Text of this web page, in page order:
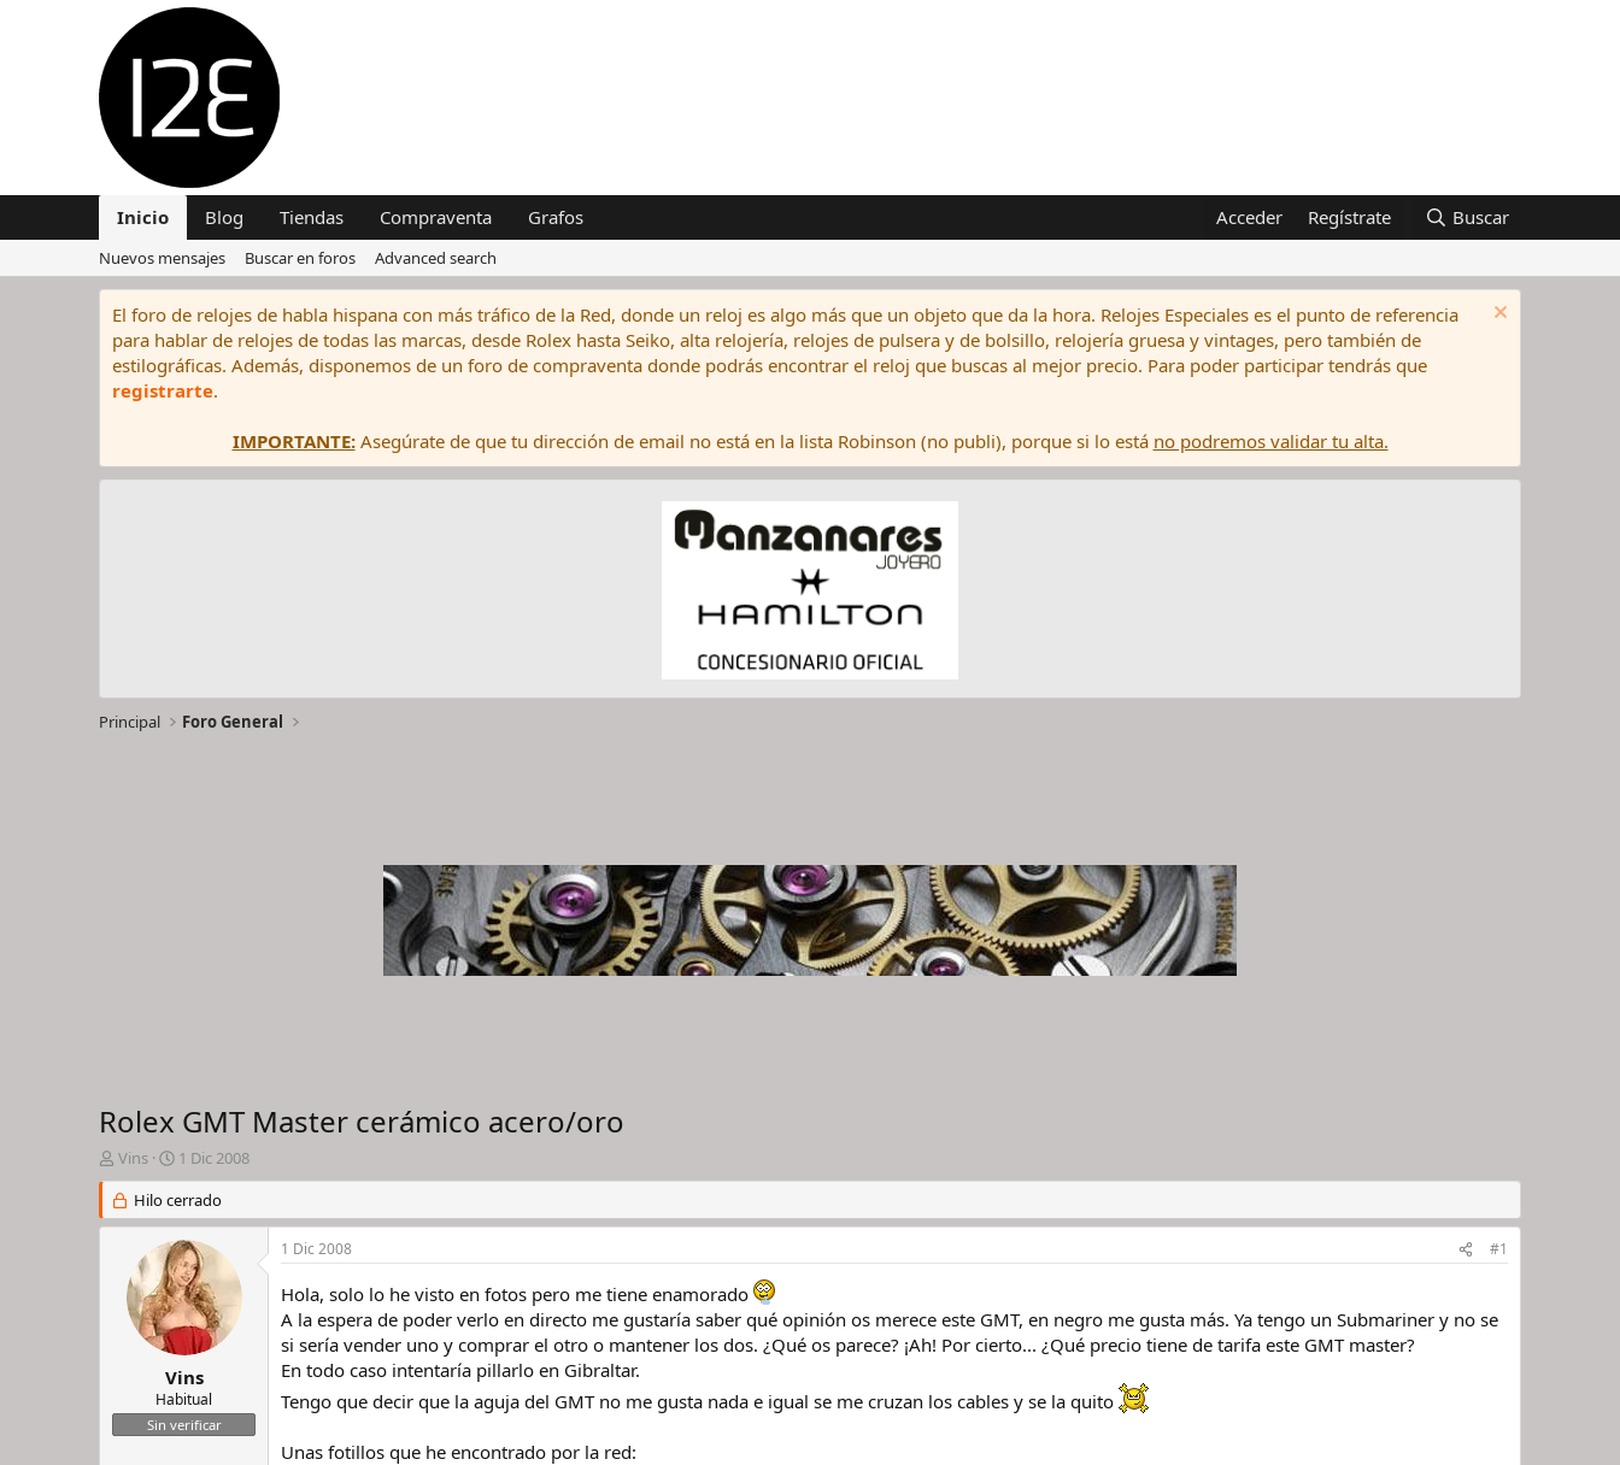
Inicio Blog Tiendas Compraventa Grafos Acceder Regístrate Buscar
Nuevos mensajes Buscar en foros Advanced search
El foro de relojes de habla hispana con más tráfico de la Red, donde un reloj es algo más que un objeto que da la hora. Relojes Especiales es el punto de referencia
para hablar de relojes de todas las marcas, desde Rolex hasta Seiko, alta relojería, relojes de pulsera y de bolsillo, relojería gruesa y vintages, pero también de
estilográficas. Además, disponemos de un foro de compraventa donde podrás encontrar el reloj que buscas al mejor precio. Para poder participar tendrás que
registrarte.
IMPORTANTE:Asegúrate de que tu dirección de email no está en la lista Robinson (no publi), porque si lo está no podremos validar tu alta.
Principal Foro General
Rolex GMT Master cerámico acero/oro
I
n
i
c
h
i
Vins
F
e
c
h
a
d
e
i
n
i
c
i
o
1 Dic 2008
Hilo cerrado
Vins
Habitual
Sin verificar
1 Dic 2008 #1
Hola, solo lo he visto en fotos pero me tiene enamorado
A la espera de poder verlo en directo me gustaría saber qué opinión os merece este GMT, en negro me gusta más. Ya tengo un Submariner y no se
si sería vender uno y comprar el otro o mantener los dos. ¿Qué os parece? ¡Ah! Por cierto... ¿Qué precio tiene de tarifa este GMT master?
En todo caso intentaría pillarlo en Gibraltar.
Tengo que decir que la aguja del GMT no me gusta nada e igual se me cruzan los cables y se la quito
Unas fotillos que he encontrado por la red: